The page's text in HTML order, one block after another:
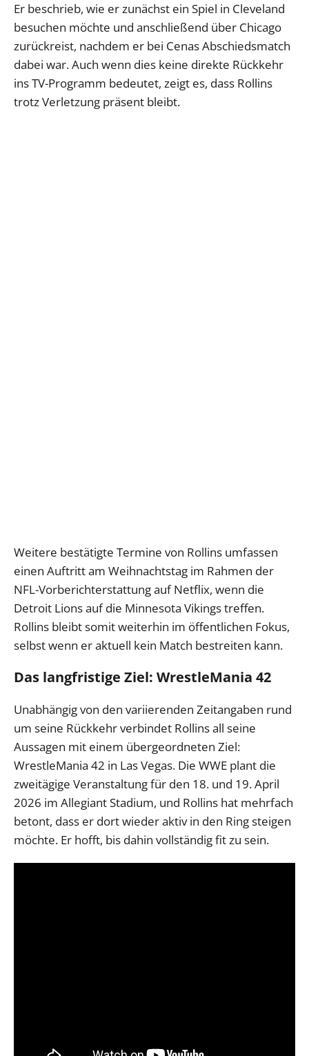
Er beschrieb, wie er zunächst ein Spiel in Cleveland
besuchen möchte und anschließend über Chicago
zurückreist, nachdem er bei Cenas Abschiedsmatch
dabei war. Auch wenn dies keine direkte Rückkehr
ins TV-Programm bedeutet, zeigt es, dass Rollins
trotz Verletzung präsent bleibt.
Weitere bestätigte Termine von Rollins umfassen
einen Auftritt am Weihnachtstag im Rahmen der
NFL-Vorberichterstattung auf Netflix, wenn die
Detroit Lions auf die Minnesota Vikings treffen.
Rollins bleibt somit weiterhin im öffentlichen Fokus,
selbst wenn er aktuell kein Match bestreiten kann.
Das langfristige Ziel: WrestleMania 42
Unabhängig von den variierenden Zeitangaben rund
um seine Rückkehr verbindet Rollins all seine
Aussagen mit einem übergeordneten Ziel:
WrestleMania 42 in Las Vegas. Die WWE plant die
zweitägige Veranstaltung für den 18. und 19. April
2026 im Allegiant Stadium, und Rollins hat mehrfach
betont, dass er dort wieder aktiv in den Ring steigen
möchte. Er hofft, bis dahin vollständig fit zu sein.